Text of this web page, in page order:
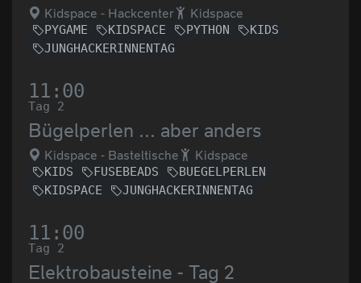
Kidspace - Hackcenter Kidspace
PYGAME KIDSPACE PYTHON
KIDS
JUNGHACKERINNENTAG
11:00
Tag 2
Bügelperlen ... aber anders
Kidspace - Basteltische Kidspace
KIDS FUSEBEADS
BUEGELPERLEN
KIDSPACE
JUNGHACKERINNENTAG
11:00
Tag 2
Elektrobausteine - Tag 2